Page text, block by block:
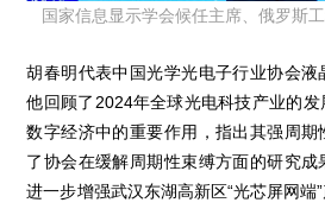
国家信息显示学会候任主席、俄罗斯
胡春明代表中国光学光电子行业协会液
他回顾了2024年全球光电科技产业的
数字经济中的重要作用，指出其强周
了协会在缓解周期性束缚方面的研究
进一步增强武汉东湖高新区“光芯屏网端